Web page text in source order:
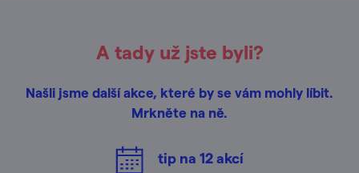
A tady už jste byli?
Našli jsme další akce, které by se vám mohly líbit.
Mrkněte na ně.
tip na 12akcí